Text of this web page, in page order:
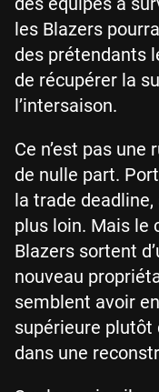
les Blazers
des prétendants
de récupérer la
l’intersaison.
Ce n’est pas
de nulle part.
la trade
plus loin. Mais le
Blazers sortent
nouveau
semblent avoir
supérieure plutôt
dans une